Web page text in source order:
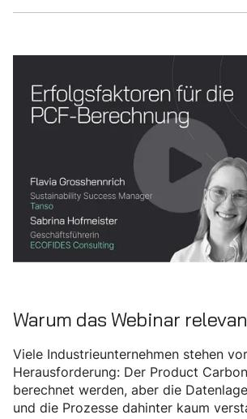
Warum das Webinar
Viele Industrieunternehmen stehen
Herausforderung: Der Product
berechnet werden, aber die
und die Prozesse dahinter kaum